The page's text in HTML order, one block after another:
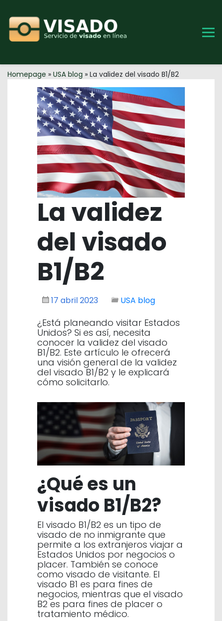
content
Homepage » USA blog » La validez del visado B1/B2
La validez
del visado
B1/B2
17 abril 2023 USA blog
¿Está planeando visitar Estados
Unidos? Si es así, necesita
conocer la validez del visado
B1/B2. Este artículo le ofrecerá
una visión general de la validez
del visado B1/B2 y le explicará
cómo solicitarlo.
¿Qué es un
visado B1/B2?
El visado B1/B2 es un tipo de
visado de no inmigrante que
permite a los extranjeros viajar a
Estados Unidos por negocios o
placer. También se conoce
como visado de visitante. El
visado B1 es para fines de
negocios, mientras que el visado
B2 es para fines de placer o
tratamiento médico.